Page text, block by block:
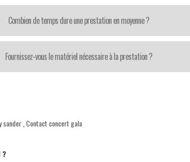
Combien de temps dure une prestation en moyenne ?
Fournissez-vous le matériel nécessaire à la prestation ?
sander Contact concert gala
?